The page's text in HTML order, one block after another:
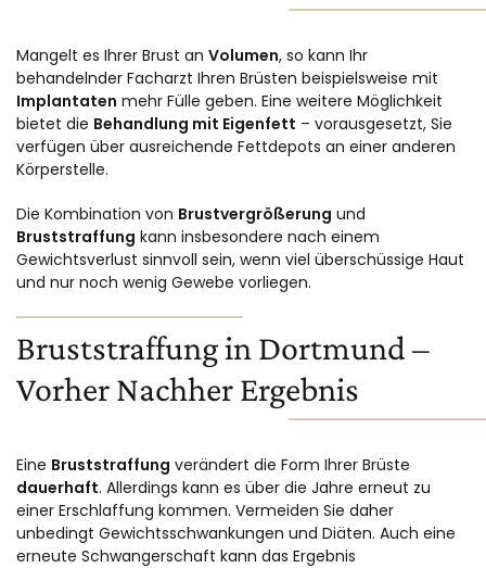
Mangelt es Ihrer Brust an Volumen, so kann Ihr
behandelnder Facharzt Ihren Brüsten beispielsweise mit
Implantaten mehr Fülle geben. Eine weitere Möglichkeit
bietet die Behandlung mit Eigenfett – vorausgesetzt, Sie
verfügen über ausreichende Fettdepots an einer anderen
Körperstelle.
Die Kombination von Brustvergrößerung und
Bruststraffung kann insbesondere nach einem
Gewichtsverlust sinnvoll sein, wenn viel überschüssige Haut
und nur noch wenig Gewebe vorliegen.
Bruststraffung in Dortmund –
Vorher Nachher Ergebnis
Eine Bruststraffung verändert die Form Ihrer Brüste
dauerhaft. Allerdings kann es über die Jahre erneut zu
einer Erschlaffung kommen. Vermeiden Sie daher
unbedingt Gewichtsschwankungen und Diäten. Auch eine
erneute Schwangerschaft kann das Ergebnis